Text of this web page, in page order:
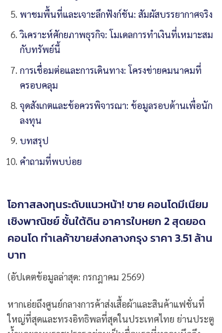
พาชมพื้นที่และเจาะลึกฟังก์ชัน: สัมผัสบรรยากาศจริง
วิเคราะห์ศักยภาพธุรกิจ: โมเดลการทำเงินที่เหมาะสม
กับทรัพย์นี้
การเชื่อมต่อและการเดินทาง: โครงข่ายคมนาคมที่
ครอบคลุม
จุดสังเกตและข้อควรพิจารณา: ข้อมูลรอบด้านเพื่อนัก
ลงทุน
บทสรุป
คำถามที่พบบ่อย
โอกาสลงทุนระดับแนวหน้า! ขาย คอนโดมีเนียม
เชิงพาณิชย์ ชั้นใต้ดิน อาคารใบหยก 2 สุดยอด
คอนโด ทำเลค้าขายส่งกลางกรุง ราคา 3.51 ล้าน
บาท
(อัปเดตข้อมูลล่าสุด: กรกฎาคม 2569)
หากเอ่ยถึงศูนย์กลางการค้าส่งเสื้อผ้าและสินค้าแฟชั่นที่
ใหญ่ที่สุดและทรงอิทธิพลที่สุดในประเทศไทย ย่านประตู